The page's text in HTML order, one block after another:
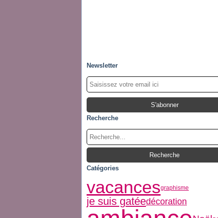
Newsletter
Recherche
Catégories
vacancesgraphisme
je suis gatéedécoration